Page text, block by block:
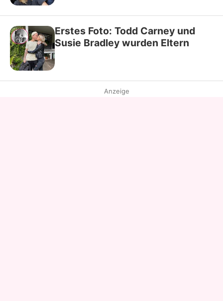
Erstes Foto: Todd Carney und
Susie Bradley wurden Eltern
Anzeige